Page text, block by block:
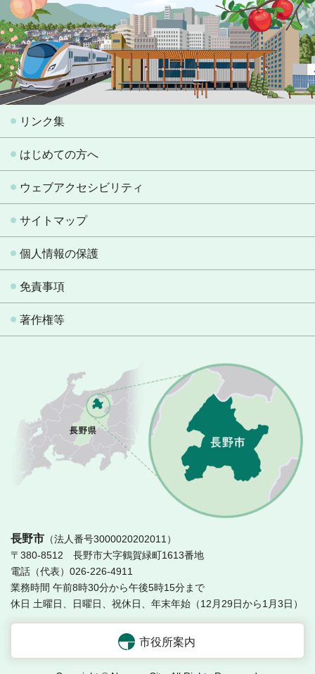
リンク集
はじめての方へ
ウェブアクセシビリティ
サイトマップ
個人情報の保護
免責事項
著作権等
長野市 （法人番号3000020202011）
〒380-8512 長野市大字鶴賀緑町1613番地
電話（代表）026-226-4911
業務時間 午前8時30分から午後5時15分まで
休日 土曜日、日曜日、祝休日、年末年始（12月29日から1月3日）
市役所案内